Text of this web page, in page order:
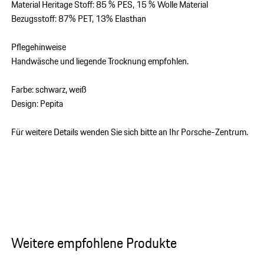
Material Heritage Stoff: 85 % PES, 15 % Wolle Material
Bezugsstoff: 87% PET, 13% Elasthan
Pflegehinweise
Handwäsche und liegende Trocknung empfohlen.
Farbe: schwarz, weiß
Design: Pepita
Für weitere Details wenden Sie sich bitte an Ihr Porsche-Zentrum.
Weitere empfohlene Produkte